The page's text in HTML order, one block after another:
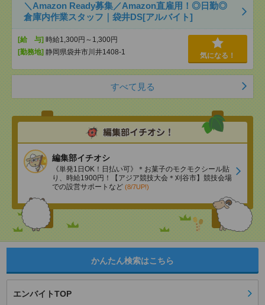
＼Amazon Ready募集／Amazon直雇用！◎日勤◎
倉庫内作業スタッフ｜袋井DS[アルバイト]
[給 与] 時給1,300円～1,300円
[勤務地] 静岡県袋井市川井1408-1 気になる！
すべて見る
編集部イチオシ
《単発1日OK！日払い可》＊お菓子のモクモクシール貼
り、時給1900円！【アジア競技大会＊刈谷市】競技会場
での設営サポートなど (8/7UP!)
かんたん検索はこちら
エンバイトTOP